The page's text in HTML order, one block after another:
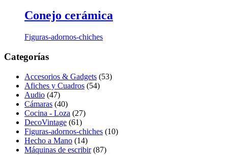
Conejo cerámica
Figuras-adornos-chiches
Categorías
Accesorios & Gadgets (53)
Afiches y Cuadros (54)
Audio (47)
Cámaras (40)
Cocina - Loza (27)
DecoVintage (61)
Figuras-adornos-chiches (10)
Hecho a Mano (14)
Máquinas de escribir (87)